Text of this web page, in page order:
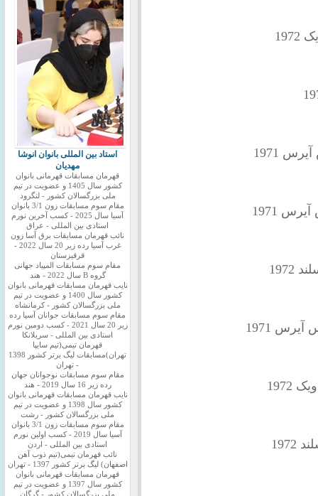
1971
1971
1971
استاد بین المللی بانوان انوشا
مهدیان
قهرمان مسابقات قهرمانی بانوان
کشور سال 1405 و عضویت در تیم
ملی بزرگسالان کشور - لنگرود
مقام سوم مسابقات زون 3/1 بانوان
آسیا سال 2025 - کسب آخرین نورم
استادی بین المللی - عراق
نائب قهرمان مسابقات برق آسا زون
غرب آسیا رده زیر 20 سال 2022 -
قرقیزستان
مقام سوم مسابقات المپیاد جهانی
گروه B سال 2022 - هند
نایب قهرمان مسابقات قهرمانی بانوان
کشور سال 1400 و عضویت در تیم
ملی بزرگسالان کشور - کرمانشاه
مقام سوم مسابقات جوانان آسیا رده
زیر 20 سال 2021 - کسب دومین نورم
استادی بین المللی - سریلانکا
قهرمان تیمی(تیم سایپا
تهران)مسابقات لیگ برتر کشور 1398
- تهران
مقام سوم مسابقات نوجوانان جهان
رده زیر 16 سال 2019 - هند
نایب قهرمان مسابقات قهرمانی بانوان
کشور سال 1398 و عضویت در تیم
ملی بزرگسالان کشور - رشت
مقام سوم مسابقات زون 3/1 بانوان
آسیا سال 2019 - کسب اولین نورم
استادی بین المللی - اردن
نائب قهرمان تیمی(تیم ذوب آهن
اصفهان) لیگ برتر کشور 1397 - تهران
قهرمان مسابقات قهرمانی بانوان
کشور سال 1397 و عضویت در تیم
ملی بزرگسالان کشور - گرگان